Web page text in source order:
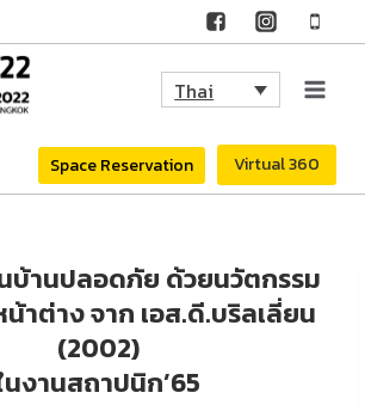
Thai
Space Reservation Virtual 360
บ้านปลอดภัย ด้วยนวัตกรรม
น้าต่าง จาก เอส.ดี.บริลเลี่ยน
(2002)
นงานสถาปนิก’65